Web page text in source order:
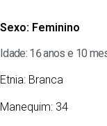
Sexo: Feminino
Idade: 16 anos e 10
Etnia: Branca
Manequim: 34